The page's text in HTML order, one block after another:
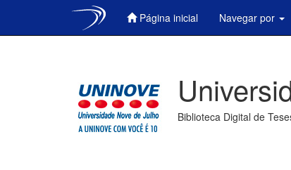
Página inicial Navegar por
Biblioteca Digital de